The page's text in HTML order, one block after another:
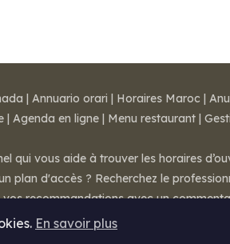
En savoir plus
| Annuario orari | Horaires Maroc |
| Agenda en ligne | Menu restaurant |
qui vous aide à trouver les horaires
plan d'accès ? Recherchez le
recommandations avec un